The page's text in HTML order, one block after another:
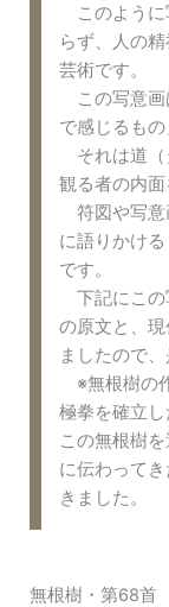
このように
らず、人の
芸術です。
この写意画
で感じるもの
それは道（
観る者の内面
符図や写意
に語りかけ
です。
下記にこの
の原文と、
ましたので
※無根樹の
極拳を確立
この無根樹
に伝わって
きました。
無根樹・第68首